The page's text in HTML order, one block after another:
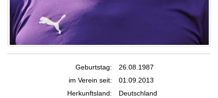
Geburtstag:
26.08.1987
im Verein seit:
01.09.2013
Herkunftsland:
Deutschland